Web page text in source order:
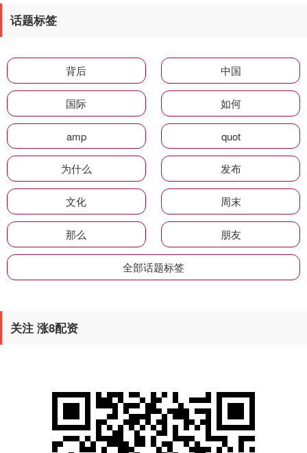
话题标签
背后 中国
国际 如何
amp quot
为什么 发布
文化 周末
那么 朋友
全部话题标签
关注 涨8配资